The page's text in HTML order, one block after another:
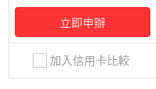
立即申辦
加入信用卡比較